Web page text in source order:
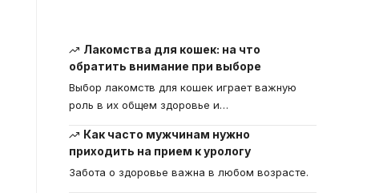
Лакомства для кошек: на что
обратить внимание при выборе
Выбор лакомств для кошек играет важную
роль в их общем здоровье и…
Как часто мужчинам нужно
приходить на прием к урологу
Забота о здоровье важна в любом возрасте.